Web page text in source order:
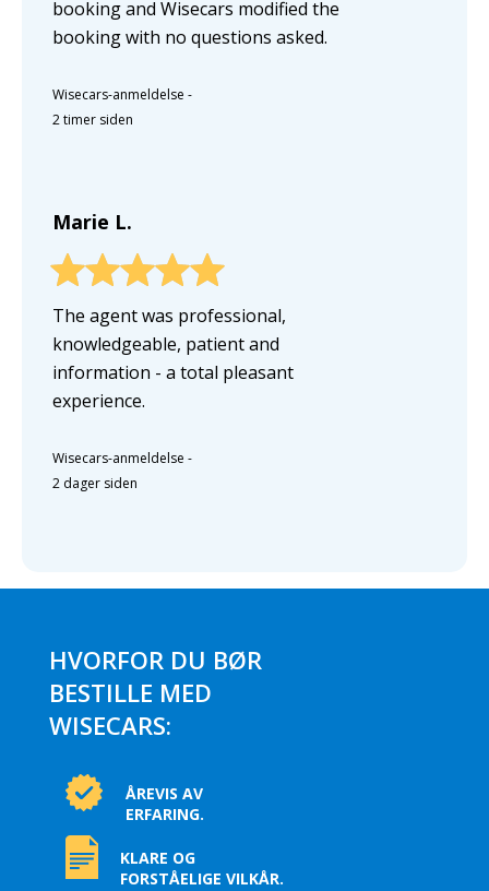
booking and Wisecars modified the
booking with no questions asked.
Wisecars-anmeldelse -
2 timer siden
Marie L.
The agent was professional,
knowledgeable, patient and
information - a total pleasant
experience.
Wisecars-anmeldelse -
2 dager siden
HVORFOR DU BØR
BESTILLE MED
WISECARS:
ÅREVIS AV
ERFARING.
KLARE OG
FORSTÅELIGE VILKÅR.